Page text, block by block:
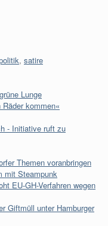
, satire
Lunge
kommen«
- Initiative ruft zu
Themen voranbringen
mit Steampunk
EU-GH-Verfahren wegen
Giftmüll unter Hamburger